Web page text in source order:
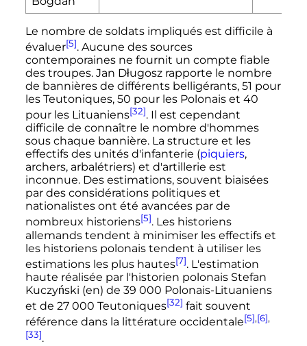
Le nombre de soldats impliqués est difficile à
évaluer[5]. Aucune des sources
contemporaines ne fournit un compte fiable
des troupes. Jan Długosz rapporte le nombre
de bannières de différents belligérants, 51 pour
les Teutoniques, 50 pour les Polonais et 40
pour les Lituaniens[32]. Il est cependant
difficile de connaître le nombre d'hommes
sous chaque bannière. La structure et les
effectifs des unités d'infanterie (piquiers,
archers, arbalétriers) et d'artillerie est
inconnue. Des estimations, souvent biaisées
par des considérations politiques et
nationalistes ont été avancées par de
nombreux historiens[5]. Les historiens
allemands tendent à minimiser les effectifs et
les historiens polonais tendent à utiliser les
estimations les plus hautes[7]. L'estimation
haute réalisée par l'historien polonais Stefan
Kuczyński (en) de 39 000 Polonais-Lituaniens
et de 27 000 Teutoniques[32] fait souvent
référence dans la littérature occidentale[5],[6],
[33].